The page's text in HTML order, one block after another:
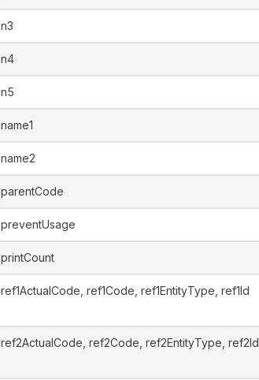
n3
n4
n5
name1
name2
parentCode
preventUsage
printCount
ref1ActualCode, ref1Code, ref1EntityType, ref1Id
ref2ActualCode, ref2Code, ref2EntityType, ref2Id